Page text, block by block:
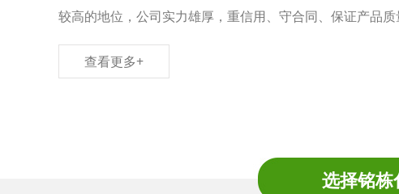
较高的地位，公司实力雄厚，重信用、守合同、保证产品质
查看更多+
选择铭